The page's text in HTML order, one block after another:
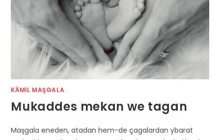
KÄMIL MAŞGALA
Mukaddes mekan we tagan
Maşgala eneden, atadan hem-de çagalardan ybarat